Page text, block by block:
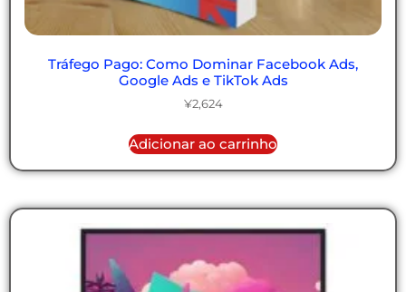
Tráfego Pago: Como Dominar Facebook Ads,
Google Ads e TikTok Ads
¥2,624
Adicionar ao carrinho